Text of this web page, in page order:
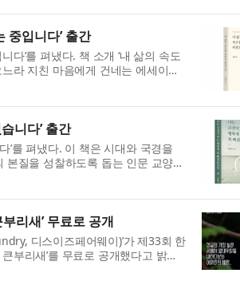
중입니다’ 출간
다’를 펴냈다. 책 소개 ‘내 삶의 속도
라 지친 마음에게 건네는 에세이다.
니다’ 출간
’를 펴냈다. 이 책은 시대와 국경을
질을 성찰하도록 돕는 인문 교양서
리새’ 무료로 공개
디스이즈페어웨이)’가 제33회 한
부리새’를 무료로 공개했다고 밝혔